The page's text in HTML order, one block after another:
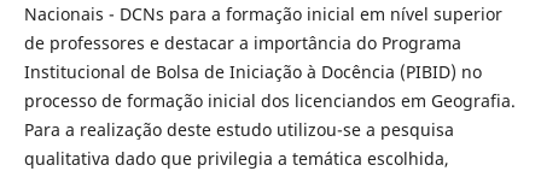
Nacionais - DCNs para a formação inicial em nível superior
de professores e destacar a importância do Programa
Institucional de Bolsa de Iniciação à Docência (PIBID) no
processo de formação inicial dos licenciandos em Geografia.
Para a realização deste estudo utilizou-se a pesquisa
qualitativa dado que privilegia a temática escolhida,